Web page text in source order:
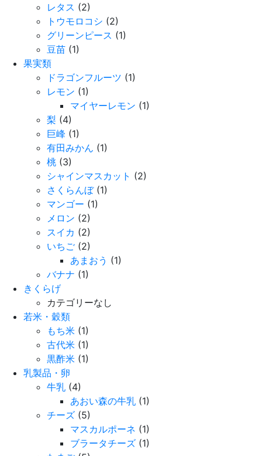
レタス (2)
トウモロコシ (2)
グリーンピース (1)
豆苗 (1)
果実類
ドラゴンフルーツ (1)
レモン (1)
マイヤーレモン (1)
梨 (4)
巨峰 (1)
有田みかん (1)
桃 (3)
シャインマスカット (2)
さくらんぼ(1)
マンゴー (1)
メロン (2)
スイカ (2)
いちご (2)
あまおう (1)
バナナ (1)
きくらげ
カテゴリーなし
若米・穀類
もち米 (1)
古代米 (1)
黒酢米 (1)
乳製品・卵
牛乳 (4)
あおい森の牛乳 (1)
チーズ (5)
マスカルポーネ (1)
ブラータチーズ (1)